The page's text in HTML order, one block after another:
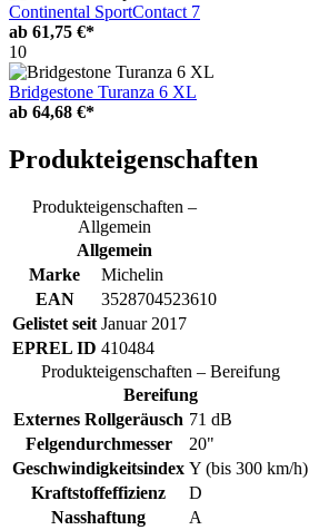
Continental SportContact 7
ab 61,75 €*
10
Bridgestone Turanza 6 XL
ab 64,68 €*
Produkteigenschaften
Produkteigenschaften –
Allgemein
Allgemein
Marke
Michelin
EAN
3528704523610
Gelistet seit Januar 2017
EPREL ID 410484
Produkteigenschaften – Bereifung
Bereifung
Externes Rollgeräusch 71 dB
Felgendurchmesser
20"
Geschwindigkeitsindex Y (bis 300 km/h)
Kraftstoffeffizienz
D
Nasshaftung
A